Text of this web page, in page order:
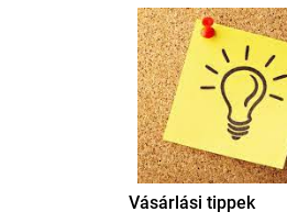
Vásárlási tippek